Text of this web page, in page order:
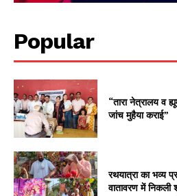
Popular
“तारा नेत्रालय व
जांच मुहैया कराई”
रथयात्रा का भव्य
वातावरण में निकली